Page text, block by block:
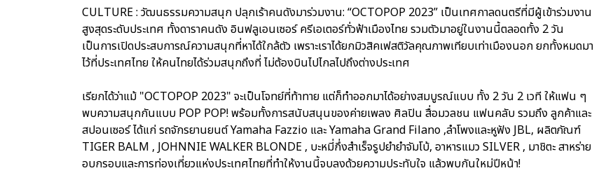
CULTURE : วัฒนธรรมความสนุก ปลุกเร้าคนดังมาร่วมงาน: “OCTOPOP 2023” เป็นเทศกาลดนตรีที่มีผู้เข้าร่วมงาน
สูงสุดระดับประเทศ ทั้งดาราคนดัง อินฟลูเอนเซอร์ ครีเอเตอร์ทั่วฟ้าเมืองไทย รวมตัวมาอยู่ในงานนี้ตลอดทั้ง 2 วัน
เป็นการเปิดประสบการณ์ความสนุกที่หาได้ใกล้ตัว เพราะเราได้ยกมิวสิคเฟสติวัลคุณภาพเทียบเท่าเมืองนอก ยกทั้งหมดมา
ไว้ที่ประเทศไทย ให้คนไทยได้ร่วมสนุกถึงที่ ไม่ต้องบินไปไกลไปถึงต่างประเทศ
เรียกได้ว่าแม้ "OCTOPOP 2023" จะเป็นโจทย์ที่ท้าทาย แต่ก็ทำออกมาได้อย่างสมบูรณ์แบบ ทั้ง 2 วัน 2 เวที ให้แฟน ๆ
พบความสนุกกันแบบ POP POP! พร้อมทั้งการสนับสนุนของค่ายเพลง ศิลปิน สื่อมวลชน แฟนคลับ รวมถึง ลูกค้าและ
สปอนเซอร์ ได้แก่ รถจักรยานยนต์ Yamaha Fazzio และ Yamaha Grand Filano ,ลำโพงและหูฟัง JBL, ผลิตภัณฑ์
TIGER BALM , JOHNNIE WALKER BLONDE , บะหมี่กึ่งสำเร็จรูปยำยำจัมโบ้, อาหารแมว SILVER , มาชิตะ สาหร่าย
อบกรอบและการท่องเที่ยวแห่งประเทศไทยที่ทำให้งานนี้จบลงด้วยความประทับใจ แล้วพบกันใหม่ปีหน้า!